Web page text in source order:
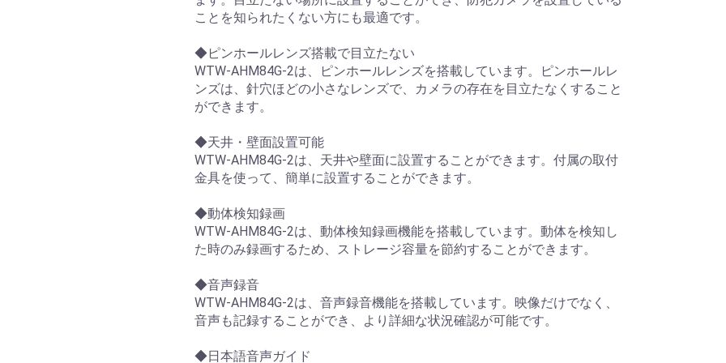
ことを知られたくない方にも最適です。
◆ピンホールレンズ搭載で目立たない
WTW-AHM84G-2は、ピンホールレンズを搭載しています。ピンホールレ
ンズは、針穴ほどの小さなレンズで、カメラの存在を目立たなくすること
ができます。
◆天井・壁面設置可能
WTW-AHM84G-2は、天井や壁面に設置することができます。付属の取付
金具を使って、簡単に設置することができます。
◆動体検知録画
WTW-AHM84G-2は、動体検知録画機能を搭載しています。動体を検知し
た時のみ録画するため、ストレージ容量を節約することができます。
◆音声録音
WTW-AHM84G-2は、音声録音機能を搭載しています。映像だけでなく、
音声も記録することができ、より詳細な状況確認が可能です。
◆日本語音声ガイド